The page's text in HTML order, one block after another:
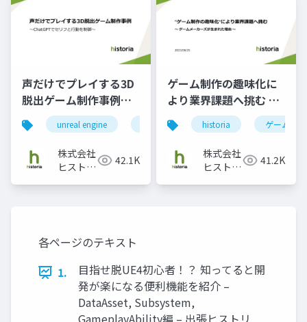
声だけでプレイする3D
脱出ゲーム制作事例～
ChatGPTでセリフと行
動を制御～
unreal engine enterprise chatgpt
株式会社
ヒストリ
42.1K
ゲーム制作の趣味化に
より業界課題へ挑む ～
ゲームメーカーズが生
まれた理由～
historia ゲームメ
株式会社
ヒストリ
41.2K
各ページのテキスト
1.
目指せ脱UE4初心者！？ 知ってると開
発が楽になる便利機能を紹介 –
DataAsset, Subsystem,